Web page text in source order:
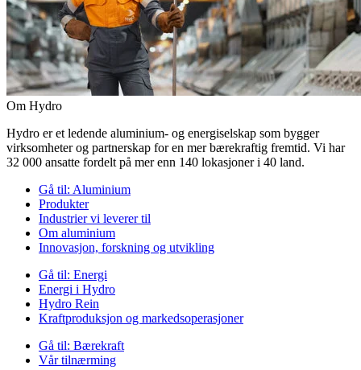
Om Hydro
Hydro er et ledende aluminium- og energiselskap som bygger
virksomheter og partnerskap for en mer bærekraftig fremtid. Vi har
32 000 ansatte fordelt på mer enn 140 lokasjoner i 40 land.
Gå til: Aluminium
Produkter
Industrier vi leverer til
Om aluminium
Innovasjon, forskning og utvikling
Gå til: Energi
Energi i Hydro
Hydro Rein
Kraftproduksjon og markedsoperasjoner
Gå til: Bærekraft
Vår tilnærming